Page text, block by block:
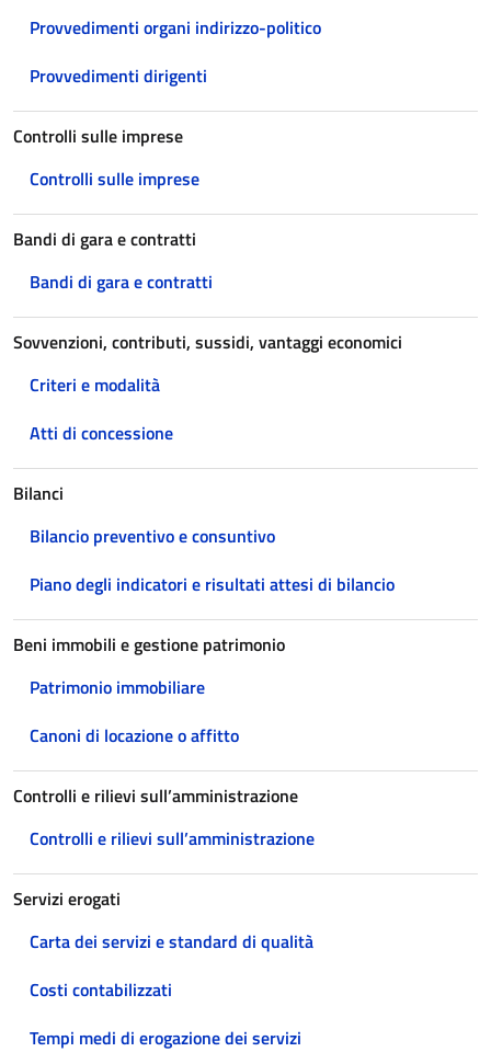
Provvedimenti organi indirizzo-politico
Provvedimenti dirigenti
Controlli sulle imprese
Controlli sulle imprese
Bandi di gara e contratti
Bandi di gara e contratti
Sovvenzioni, contributi, sussidi, vantaggi economici
Criteri e modalità
Atti di concessione
Bilanci
Bilancio preventivo e consuntivo
Piano degli indicatori e risultati attesi di bilancio
Beni immobili e gestione patrimonio
Patrimonio immobiliare
Canoni di locazione o affitto
Controlli e rilievi sull’amministrazione
Controlli e rilievi sull’amministrazione
Servizi erogati
Carta dei servizi e standard di qualità
Costi contabilizzati
Tempi medi di erogazione dei servizi